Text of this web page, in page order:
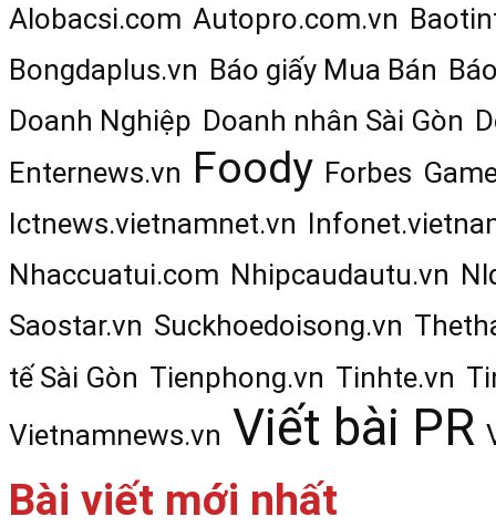
Alobacsi.com Autopro.com.vn
Bongdaplus.vn Báo giấy Mua Bán
Doanh Nghiệp Doanh nhân Sài Gòn
Enternews.vn Foody Forbes
Ictnews.vietnamnet.vn
Nhaccuatui.com Nhipcaudautu.vn
Saostar.vn Suckhoedoisong.vn
tế Sài Gòn Tienphong.vn Tinhte.vn
Vietnamnews.vn Viết bài PR
Bài viết mới nhất